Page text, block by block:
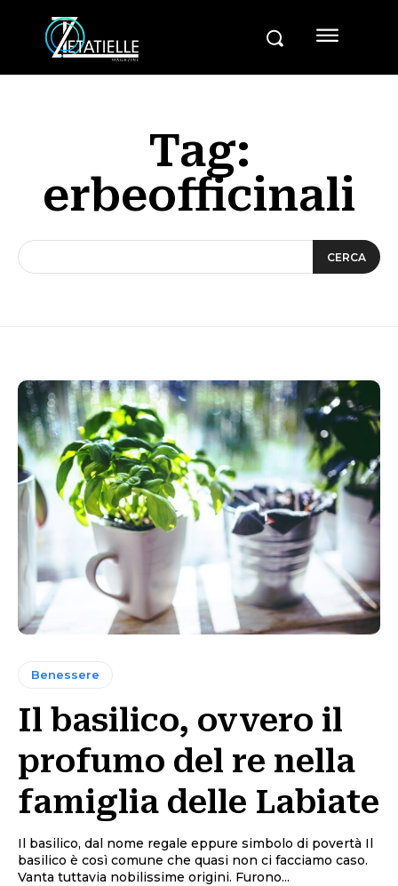
Tag:
erbeofficinali
CERCA
Benessere
Il basilico, ovvero il
profumo del re nella
famiglia delle Labiate
Il basilico, dal nome regale eppure simbolo di povertà Il
basilico è così comune che quasi non ci facciamo caso.
Vanta tuttavia nobilissime origini. Furono...